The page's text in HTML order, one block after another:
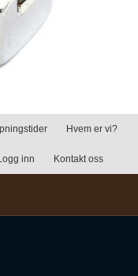
Hvem er vi?
inn Kontakt oss